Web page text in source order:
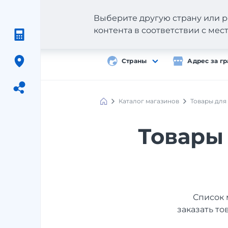
Страны Адрес за
Выберите другую страну или
контента в соответствии с
Meest
Каталог магазинов Товары
Товары
Список
заказать